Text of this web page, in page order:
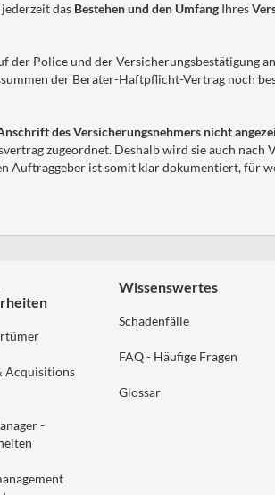
das Bestehen und den Umfang Ihres
der Police und der Versicherungsbestätigung
der Berater-Haftpflicht-Vertrag noch
des Versicherungsnehmers nicht
zugeordnet. Deshalb wird sie auch nach
Auftraggeber ist somit klar dokumentiert, für
Acquisitions
-
Wissenswertes
Schadenfälle
FAQ - Häufige Fragen
Glossar